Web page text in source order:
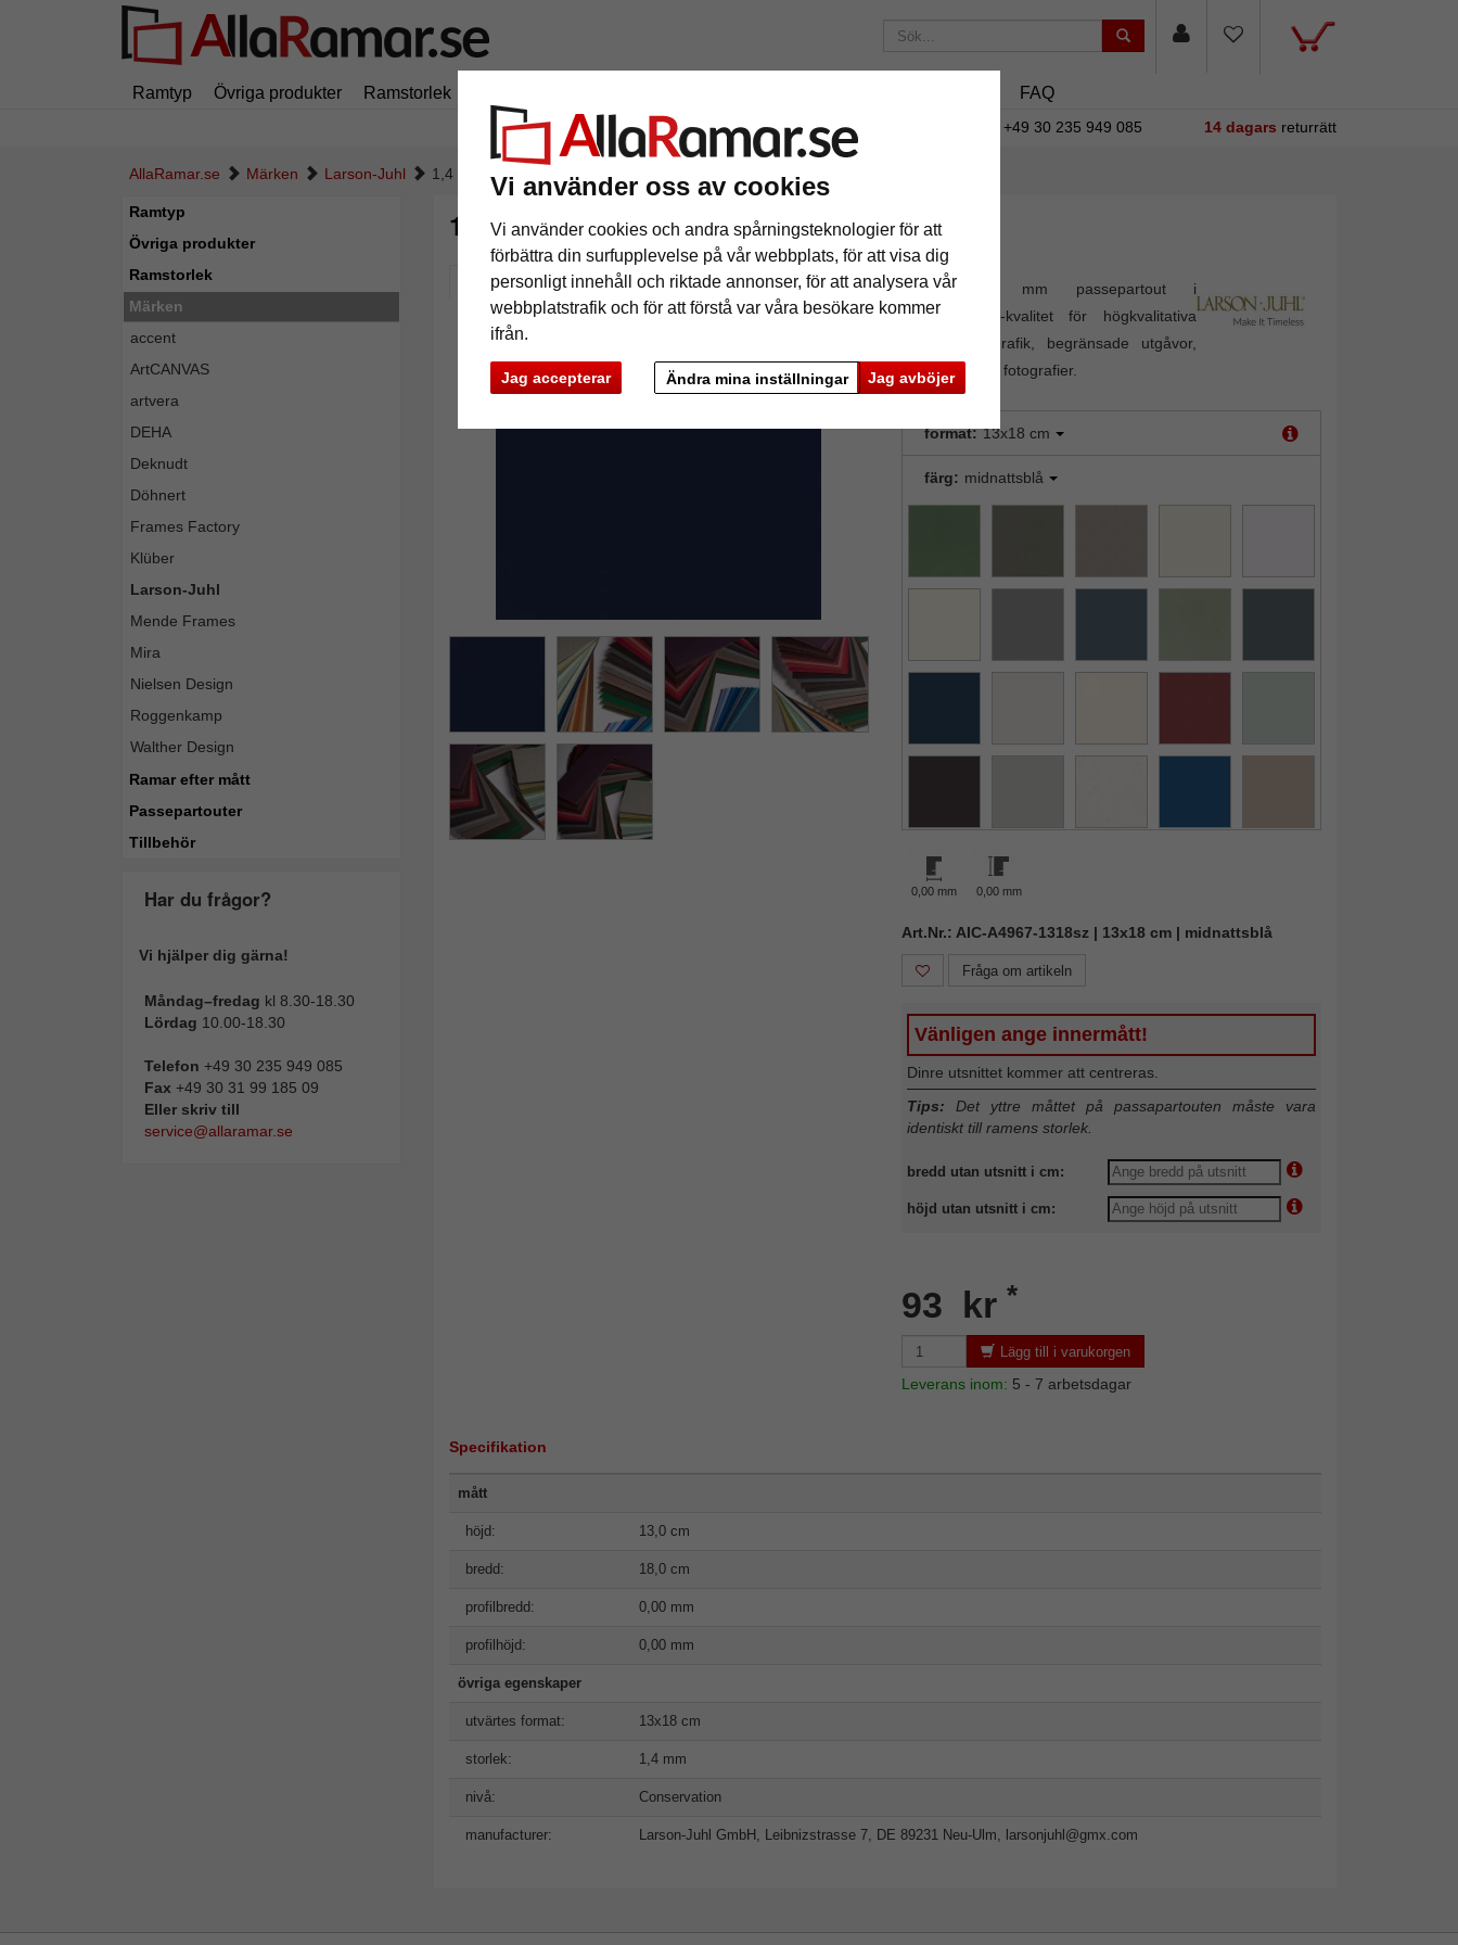
Vi använder oss av cookies
Vi använder cookies och andra spårningsteknologier för att
förbättra din surfupplevelse på vår webbplats, för att visa dig
personligt innehåll och riktade annonser, för att analysera vår
webbplatstrafik och för att förstå var våra besökare kommer
ifrån.
Jag accepterar Jag avböjer
Ändra mina inställningar
Ramtyp Övriga produkter Ramstorlek FAQ
195 kr i leveranskostnad.Oavsett hur mycket du beställer. +49 30 235 949 085 14 dagars returrätt
AllaRamar.se Märken Larson-Juhl 1,4 mm "Artique" passepartout efter mått
Ramtyp
Övriga produkter
Ramstorlek
Märken
accent
ArtCANVAS
artvera
DEHA
Deknudt
Döhnert
Frames Factory
Klüber
Larson-Juhl
Mende Frames
Mira
Nielsen Design
Roggenkamp
Walther Design
Ramar efter mått
Passepartouter
Tillbehör
Har du frågor?
Vi hjälper dig gärna!
Måndag–fredag kl 8.30-18.30
Lördag 10.00-18.30
Telefon +49 30 235 949 085
Fax +49 30 31 99 185 09
Eller skriv till
service@allaramar.se
1,4 mm "Artique" passepartout efter mått
Pictures Preview
Syrafri 1,4 mm passepartout i
"conservation"-kvalitet för högkvalitativa
bilder som grafik, begränsade utgåvor,
dokument och fotografier.
format: 13x18 cm
färg: midnattsblå
0,00 mm 0,00 mm
Art.Nr.: AIC-A4967-1318sz | 13x18 cm | midnattsblå
Fråga om artikeln
Vänligen ange innermått!
Dinre utsnittet kommer att centreras.
Tips: Det yttre måttet på passapartouten måste vara
identiskt till ramens storlek.
bredd utan utsnitt i cm:
höjd utan utsnitt i cm:
93 kr *
Lägg till i varukorgen
Leverans inom: 5 - 7 arbetsdagar
Specifikation
mått
höjd: 13,0 cm
bredd: 18,0 cm
profilbredd: 0,00 mm
profilhöjd: 0,00 mm
övriga egenskaper
utvärtes format: 13x18 cm
storlek: 1,4 mm
nivå: Conservation
manufacturer: Larson-Juhl GmbH, Leibnizstrasse 7, DE 89231 Neu-Ulm, larsonjuhl@gmx.com